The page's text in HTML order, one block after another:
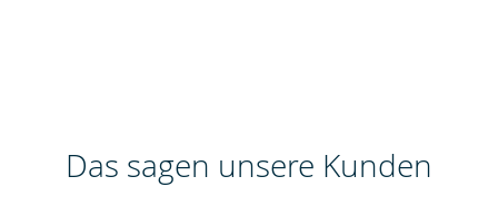
Das sagen unsere Kunden